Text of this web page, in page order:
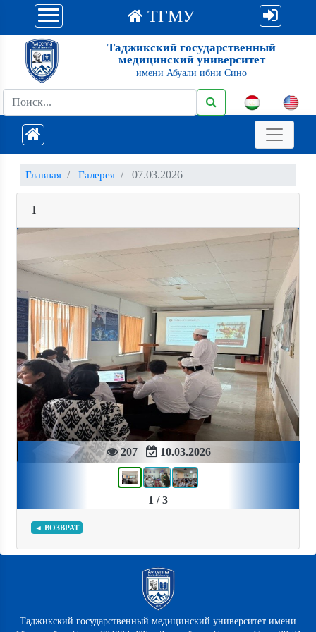
ТГМУ
Таджикский государственный
медицинский университет
имени Абуали ибни Сино
Главная Галерея 07.03.2026
1
207 10.03.2026
Previous Next
1 / 3
◄ ВОЗВРАТ
Таджикский государственный медицинский университет имени